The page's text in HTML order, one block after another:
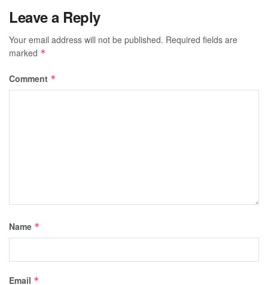
Leave a Reply
Your email address will not be published. Required fields are
marked *
Comment *
Name *
Email *